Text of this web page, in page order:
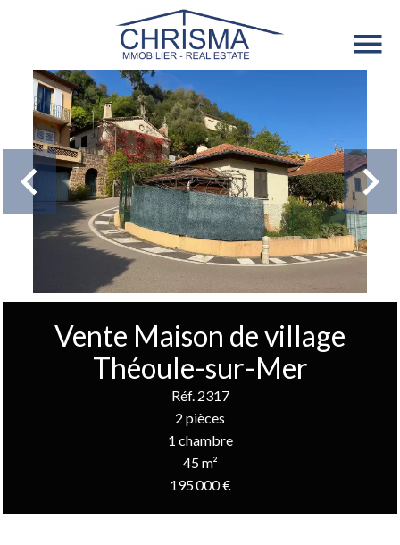
Vente Maison de village
Théoule-sur-Mer
Réf. 2317
2 pièces
1 chambre
45 m²
195 000 €